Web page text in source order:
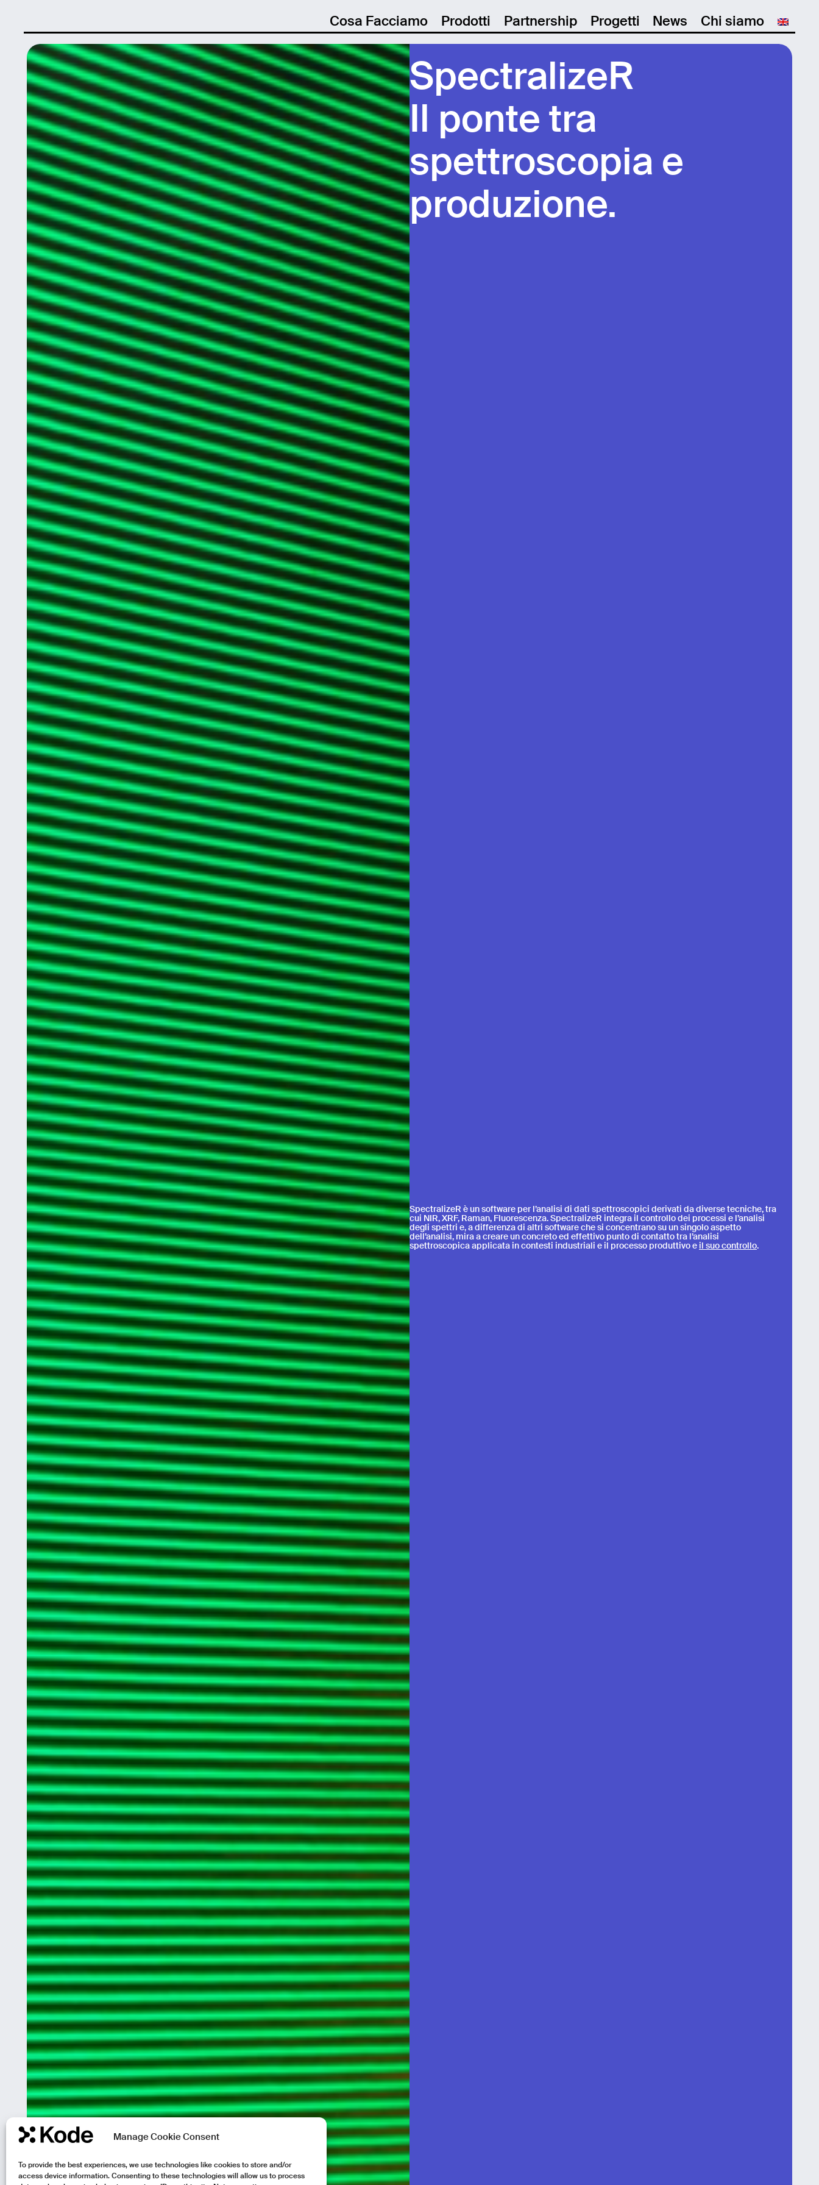
Manage Cookie Consent
To provide the best experiences, we use technologies like cookies to store and/or
access device information. Consenting to these technologies will allow us to process
Cosa Facciamo Prodotti Partnership Progetti News Chi siamo
SpectralizeR
Il ponte tra
spettroscopia e
produzione.
SpectralizeR è un software per l’analisi di dati spettroscopici derivati da diverse tecniche, tra
cui NIR, XRF, Raman, Fluorescenza. SpectralizeR integra il controllo dei processi e l’analisi
degli spettri e, a differenza di altri software che si concentrano su un singolo aspetto
dell’analisi, mira a creare un concreto ed effettivo punto di contatto tra l’analisi
spettroscopica applicata in contesti industriali e il processo produttivo e il suo controllo.
Email
Name
Message
Send